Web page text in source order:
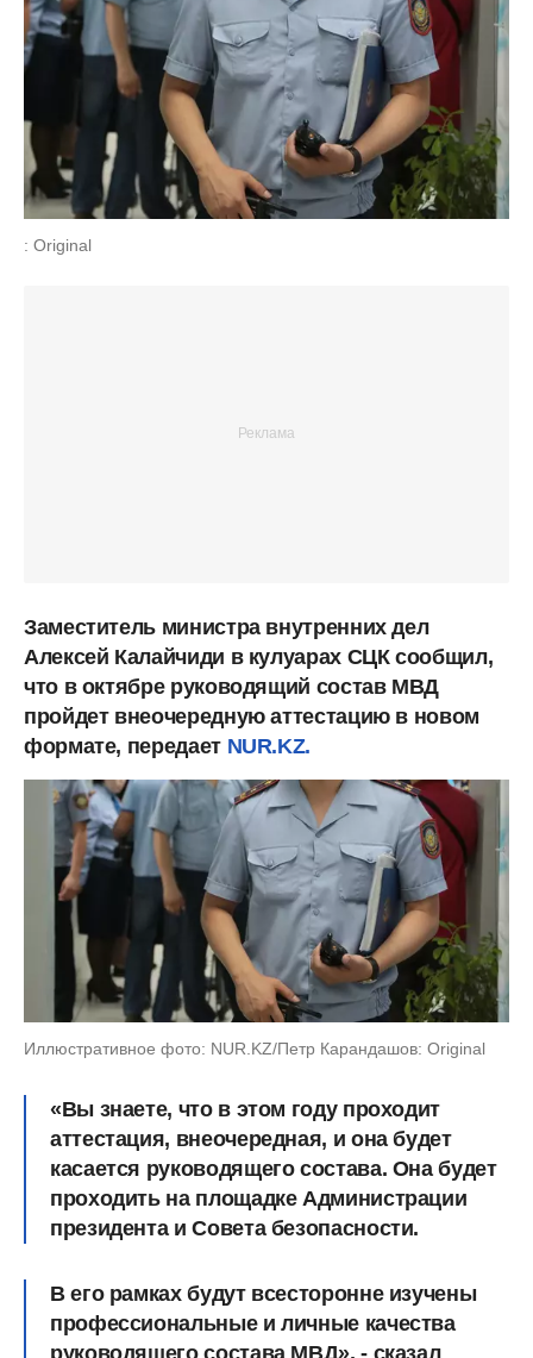
: Original
Заместитель министра внутренних дел
Алексей Калайчиди в кулуарах СЦК сообщил,
что в октябре руководящий состав МВД
пройдет внеочередную аттестацию в новом
формате, передает NUR.KZ.
Иллюстративное фото: NUR.KZ/Петр Карандашов: Original
«Вы знаете, что в этом году проходит
аттестация, внеочередная, и она будет
касается руководящего состава. Она будет
проходить на площадке Администрации
президента и Совета безопасности.
В его рамках будут всесторонне изучены
профессиональные и личные качества
руководящего состава МВД», - сказал